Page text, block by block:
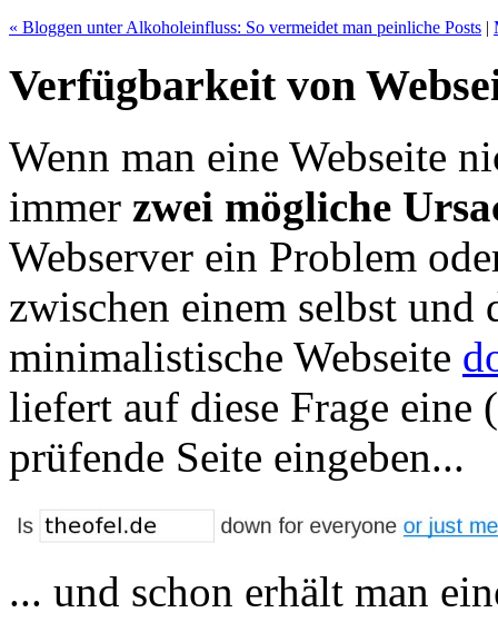
« Bloggen unter Alkoholeinfluss: So vermeidet man peinliche Posts |
Verfügbarkeit von
Wenn man eine Webseite
immer zwei mögliche
Webserver ein Problem
zwischen einem selbst und
minimalistische Webseite
liefert auf diese Frage
prüfende Seite eingeben...
... und schon erhält man